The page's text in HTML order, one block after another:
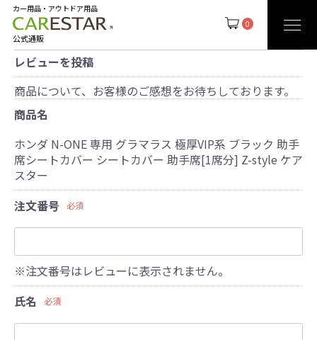
0
カー用品・アウトドア用品
公式通販
レビューを投稿
商品について、お客様のご感想をお待ちしております。
商品名
ホンダ N-ONE 専用 グラマラス 極厚VIP系 ブラック 助手
席シートカバー シートカバー 助手席[1席分] Z-style ケア
スター
注文番号
必須
※注文番号はレビューに表示されません。
氏名
必須